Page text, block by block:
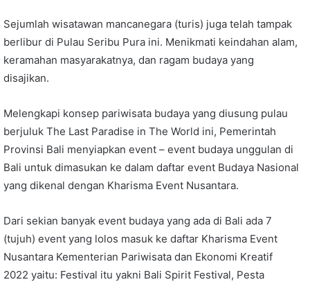
Sejumlah wisatawan mancanegara (turis) juga telah tampak
berlibur di Pulau Seribu Pura ini. Menikmati keindahan alam,
keramahan masyarakatnya, dan ragam budaya yang
disajikan.
Melengkapi konsep pariwisata budaya yang diusung pulau
berjuluk The Last Paradise in The World ini, Pemerintah
Provinsi Bali menyiapkan event – event budaya unggulan di
Bali untuk dimasukan ke dalam daftar event Budaya Nasional
yang dikenal dengan Kharisma Event Nusantara.
Dari sekian banyak event budaya yang ada di Bali ada 7
(tujuh) event yang lolos masuk ke daftar Kharisma Event
Nusantara Kementerian Pariwisata dan Ekonomi Kreatif
2022 yaitu: Festival itu yakni Bali Spirit Festival, Pesta